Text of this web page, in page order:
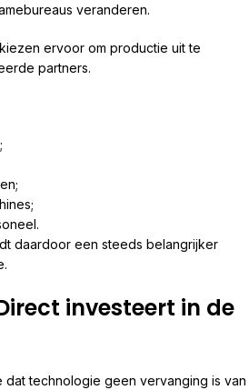
veranderen.
ervoor om productie uit te
partners.
daardoor een steeds belangrijker
investeert in de
dat technologie geen vervanging is van